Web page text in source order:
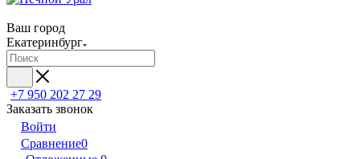
Ваш город
Екатеринбург
+7 950 202 27 29
Заказать звонок
Войти
Сравнение0